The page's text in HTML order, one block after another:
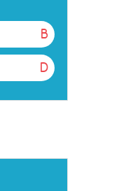
B
D